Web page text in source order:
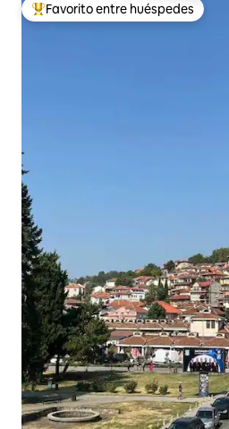
Favorito entre huéspedes preferido
Favorito entre huéspedes